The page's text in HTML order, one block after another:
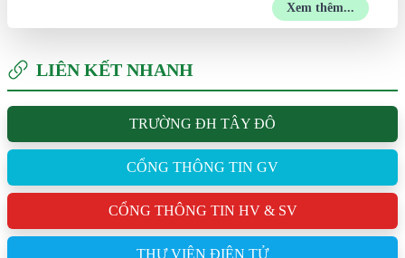
Xem thêm...
LIÊN KẾT NHANH
TRƯỜNG ĐH TÂY ĐÔ
CỔNG THÔNG TIN GV
CỔNG THÔNG TIN HV & SV
THƯ VIỆN ĐIỆN TỬ